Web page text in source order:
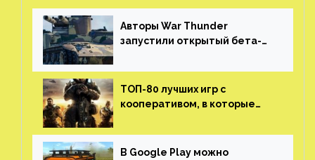
Авторы War Thunder
запустили открытый бета-
трейлер и скриншоты
ТОП-80 лучших игр с
кооперативом, в которые
(никаких MMO)
В Google Play можно